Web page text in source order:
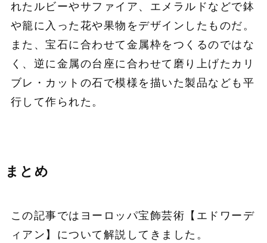
れたルビーやサファイア、エメラルドなどで鉢
や籠に入った花や果物をデザインしたものだ。
また、宝石に合わせて金属枠をつくるのではな
く、逆に金属の台座に合わせて磨り上げたカリ
ブレ・カットの石で模様を描いた製品なども平
行して作られた。
まとめ
この記事ではヨーロッパ宝飾芸術【エドワーデ
ィアン】について解説してきました。